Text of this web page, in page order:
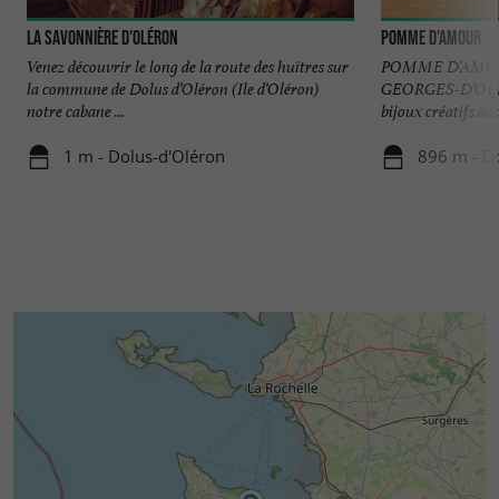
La Savonnière d'Oléron
Venez découvrir le long de la route des huîtres sur
la commune de Dolus d’Oléron (Ile d’Oléron)
notre cabane ...
1 m - Dolus-d'Oléron
Pomme d'amour
POMME
GEORGES-
bijoux créatifs
896 m -